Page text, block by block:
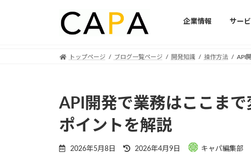
企業情報 サー
トップページ ブログ一覧ページ 開発知識 操作方法 API
API開発で業務はここま
ポイントを解説
2026年5月8日
Last
updated
2026年4月9日 キャパ編集部